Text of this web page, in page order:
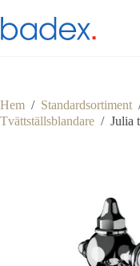
till
innehåll
Hem / Standardsortiment
Tvättställsblandare / Julia